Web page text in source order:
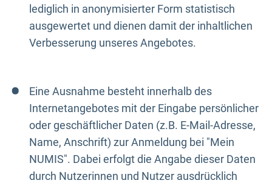
lediglich in anonymisierter Form statistisch
ausgewertet und dienen damit der inhaltlichen
Verbesserung unseres Angebotes.
Eine Ausnahme besteht innerhalb des
Internetangebotes mit der Eingabe persönlicher
oder geschäftlicher Daten (z.B. E-Mail-Adresse,
Name, Anschrift) zur Anmeldung bei "Mein
NUMIS". Dabei erfolgt die Angabe dieser Daten
durch Nutzerinnen und Nutzer ausdrücklich